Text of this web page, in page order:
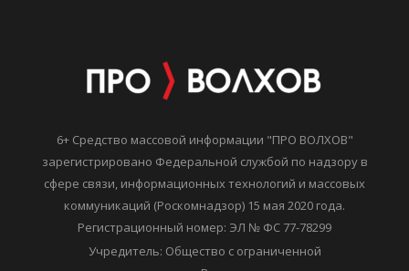
6+ Средство массовой информации "ПРО ВОЛХОВ"
зарегистрировано Федеральной службой по надзору в
сфере связи, информационных технологий и массовых
коммуникаций (Роскомнадзор) 15 мая 2020 года.
Регистрационный номер: ЭЛ № ФС 77-78299
Учредитель: Общество с ограниченной